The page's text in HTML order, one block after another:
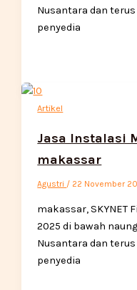
Nusantara dan
penyedia
Artikel
Jasa Instalasi
makassar
Agustri / 22 November
makassar, SKYNET
2025 di bawah
Nusantara dan
penyedia